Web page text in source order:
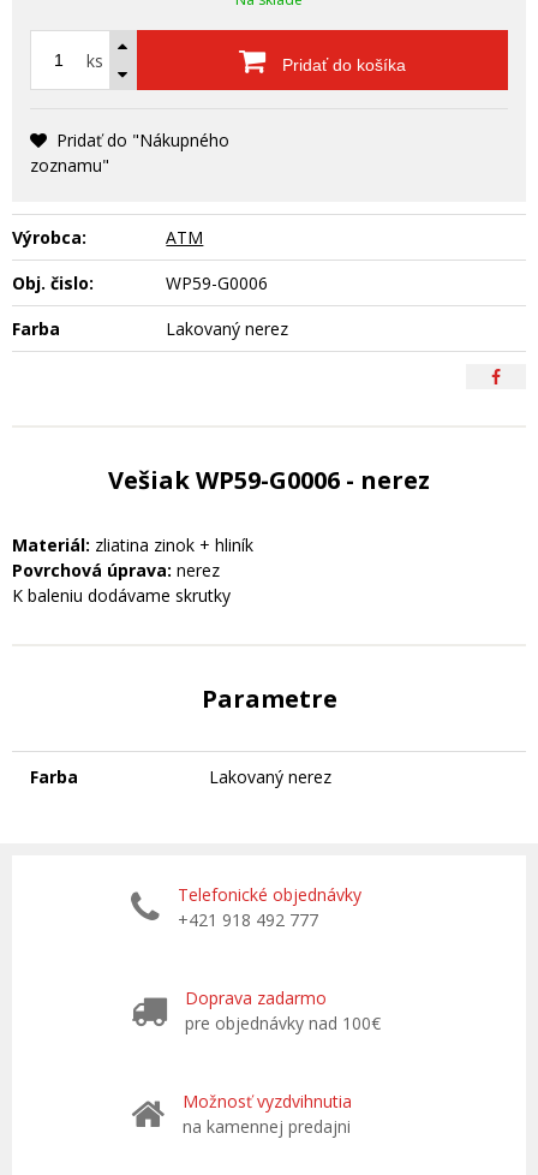
ks Pridať do košíka
Pridať do "Nákupného
zoznamu"
Výrobca:
ATM
Obj. čislo:
WP59-G0006
Farba
Lakovaný nerez
Vešiak WP59-G0006 - nerez
Materiál: zliatina zinok + hliník
Povrchová úprava: nerez
K baleniu dodávame skrutky
Parametre
Farba Lakovaný nerez
Telefonické objednávky
+421 918 492 777
Doprava zadarmo
pre objednávky nad 100€
Možnosť vyzdvihnutia
na kamennej predajni